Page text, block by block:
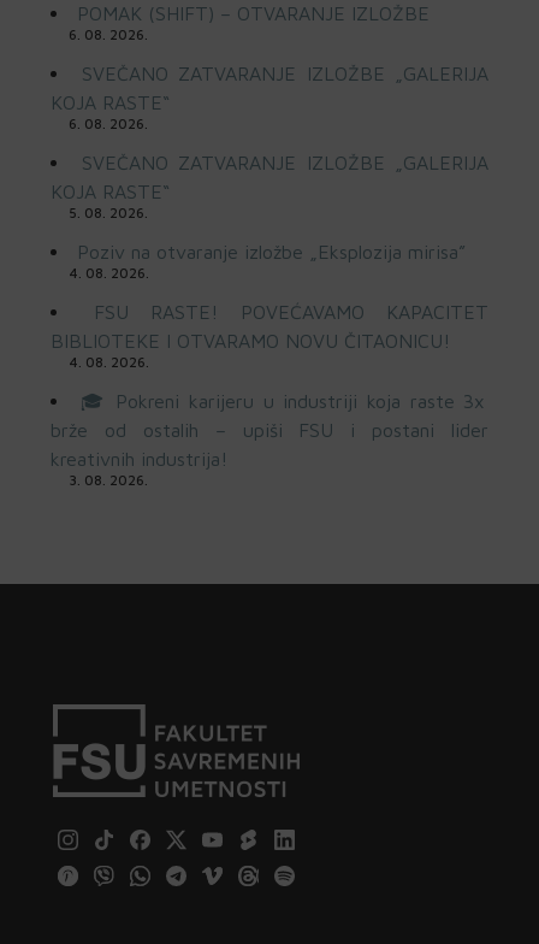
POMAK (SHIFT) – OTVARANJE IZLOŽBE
6. 08. 2026.
SVEČANO ZATVARANJE IZLOŽBE „GALERIJA
KOJA RASTE“
6. 08. 2026.
SVEČANO ZATVARANJE IZLOŽBE „GALERIJA
KOJA RASTE“
5. 08. 2026.
Poziv na otvaranje izložbe „Eksplozija mirisa”
4. 08. 2026.
FSU RASTE! POVEĆAVAMO KAPACITET
BIBLIOTEKE I OTVARAMO NOVU ČITAONICU!
4. 08. 2026.
🎓 Pokreni karijeru u industriji koja raste 3x
brže od ostalih – upiši FSU i postani lider
kreativnih industrija!
3. 08. 2026.